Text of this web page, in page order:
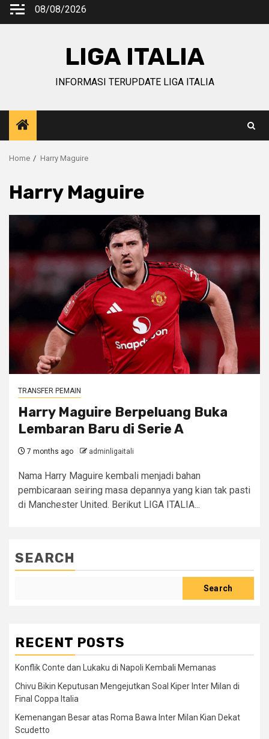
Skip
08/08/2026
LIGA ITALIA
INFORMASI TERUPDATE LIGA ITALIA
Home Harry Maguire
Harry Maguire
TRANSFER PEMAIN
Harry Maguire Berpeluang Buka
Lembaran Baru di Serie A
7 months ago adminligaitali
Nama Harry Maguire kembali menjadi bahan
pembicaraan seiring masa depannya yang kian tak pasti
di Manchester United. Berikut LIGA ITALIA...
SEARCH
Search
RECENT POSTS
Konflik Conte dan Lukaku di Napoli Kembali Memanas
Chivu Bikin Keputusan Mengejutkan Soal Kiper Inter Milan di
Final Coppa Italia
Kemenangan Besar atas Roma Bawa Inter Milan Kian Dekat
Scudetto